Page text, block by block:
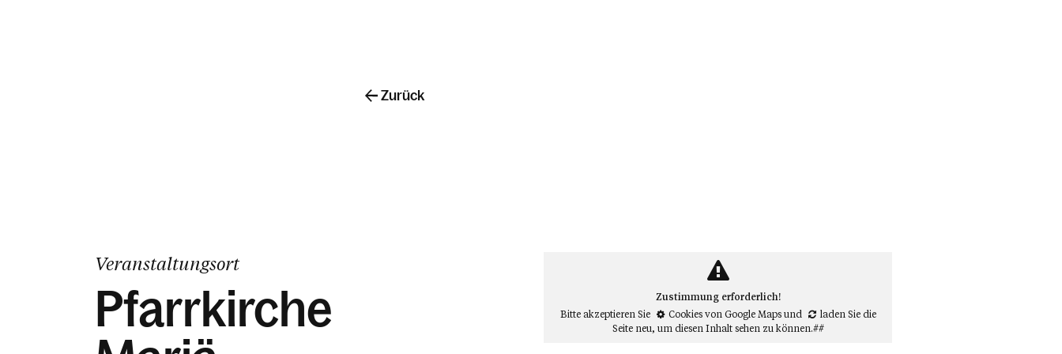
Zurück
Veranstaltungsort
Pfarrkirche
Zustimmung erforderlich!
Bitte akzeptieren Sie
Cookies von Google Mapsund
laden Sie die
Seite neu, um diesen Inhalt sehen zu können.##